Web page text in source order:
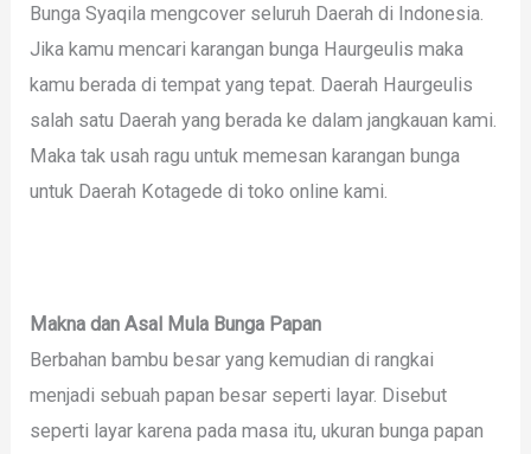
Bunga Syaqila mengcover seluruh Daerah di Indonesia.
Jika kamu mencari karangan bunga Haurgeulis maka
kamu berada di tempat yang tepat. Daerah Haurgeulis
salah satu Daerah yang berada ke dalam jangkauan kami.
Maka tak usah ragu untuk memesan karangan bunga
untuk Daerah Kotagede di toko online kami.
Makna dan Asal Mula Bunga Papan
Berbahan bambu besar yang kemudian di rangkai
menjadi sebuah papan besar seperti layar. Disebut
seperti layar karena pada masa itu, ukuran bunga papan